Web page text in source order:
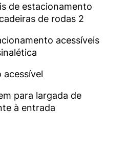
de estacionamento
de rodas 2
acessíveis
acessível
para largada de
à entrada